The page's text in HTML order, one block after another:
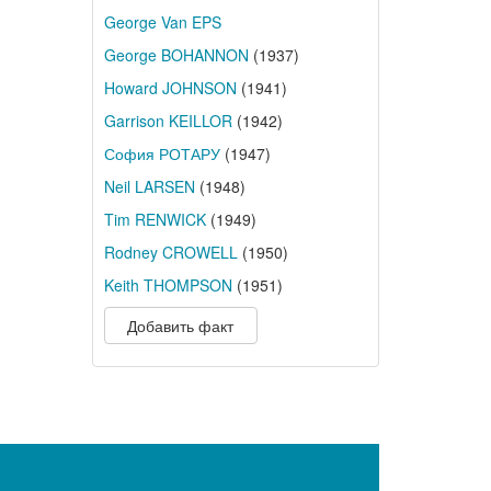
George Van EPS
George BOHANNON (1937)
Howard JOHNSON (1941)
Garrison KEILLOR(1942)
София РОТАРУ(1947)
Neil LARSEN (1948)
Tim RENWICK(1949)
Rodney CROWELL(1950)
Keith THOMPSON (1951)
Добавить факт